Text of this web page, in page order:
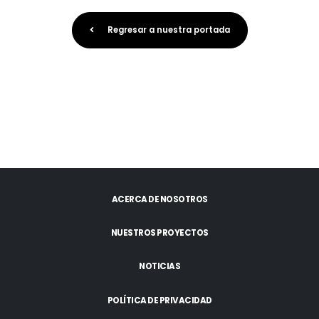
Regresar a nuestra portada
ACERCA DE NOSOTROS
NUESTROS PROYECTOS
NOTICIAS
POLÍTICA DE PRIVACIDAD